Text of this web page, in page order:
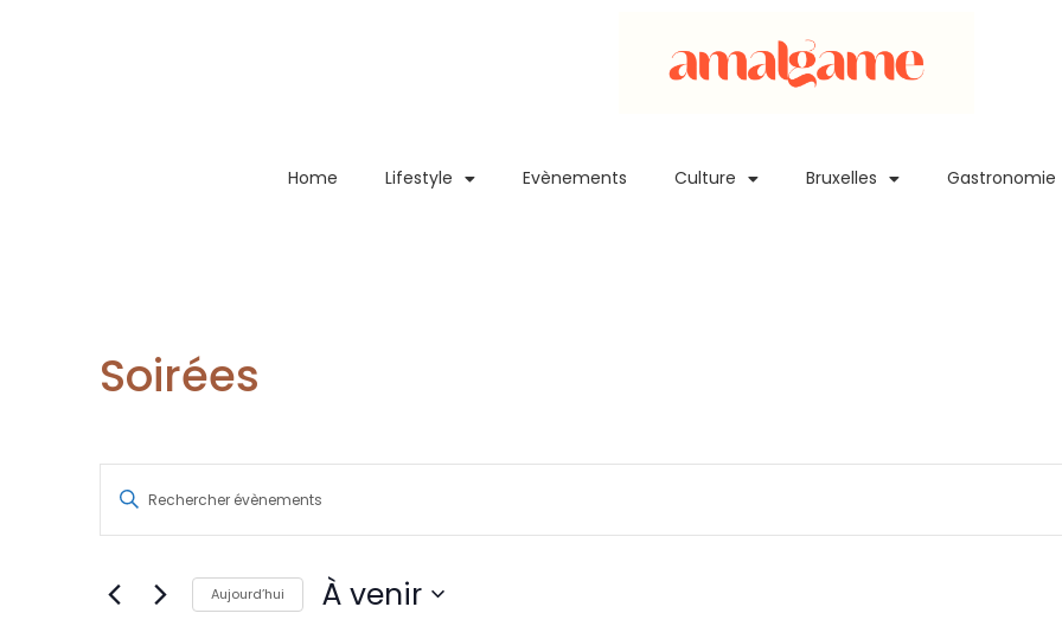
Home Lifestyle Evènements Culture Bruxelles Gastronomie
Soirées
et
navigation
vues
Saisir
mot-
Rechercher
mot-
clé.
Aujourd’hui À venir